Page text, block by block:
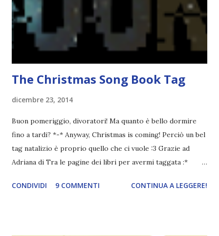
The Christmas Song Book Tag
dicembre 23, 2014
Buon pomeriggio, divoratori! Ma quanto è bello dormire
fino a tardi? *-* Anyway, Christmas is coming! Perciò un bel
tag natalizio è proprio quello che ci vuole :3 Grazie ad
Adriana di Tra le pagine dei libri per avermi taggata :*
malvagio che non puoi fare a meno di amare. Sebastian di
CONDIVIDI 9 COMMENTI CONTINUA A LEGGERE!